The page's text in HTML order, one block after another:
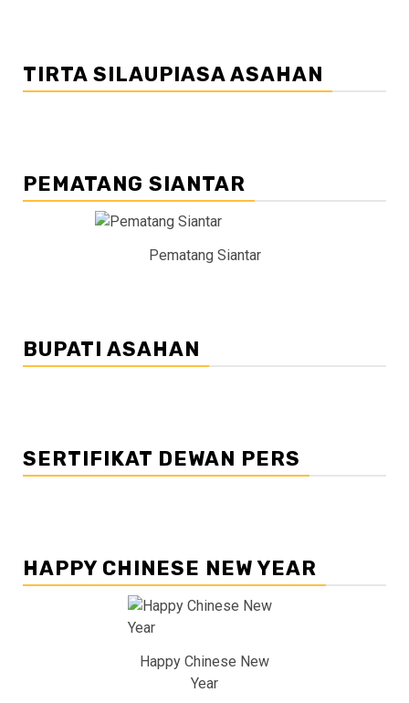
TIRTA SILAUPIASA ASAHAN
PEMATANG SIANTAR
Pematang Siantar
BUPATI ASAHAN
SERTIFIKAT DEWAN PERS
HAPPY CHINESE NEW YEAR
Happy Chinese New
Year